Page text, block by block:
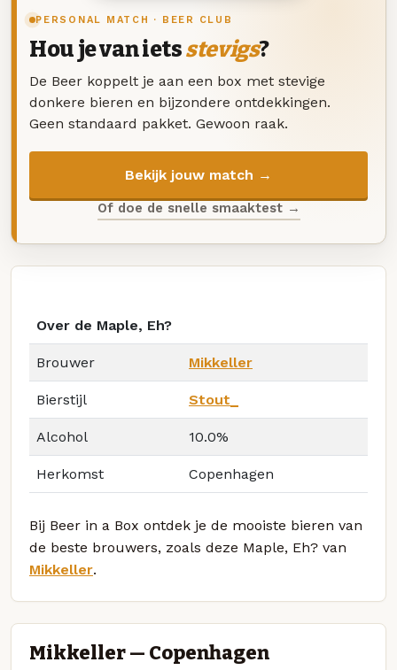
PERSONAL MATCH · BEER CLUB
Hou je van ietsstevigs?
De Beer koppelt je aan een box met stevige
donkere bieren en bijzondere ontdekkingen.
Geen standaard pakket. Gewoon raak.
Bekijk jouw match →
Of doe de snelle smaaktest →
Over de Maple, Eh?
Brouwer Mikkeller
Bierstijl Stout_
Alcohol 10.0%
Herkomst Copenhagen
Bij Beer in a Box ontdek je de mooiste bieren van
de beste brouwers, zoals deze Maple, Eh? van
Mikkeller.
Mikkeller — Copenhagen